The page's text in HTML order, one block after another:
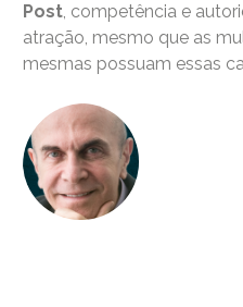
Post, competência e
atração, mesmo que as
mesmas possuam essas